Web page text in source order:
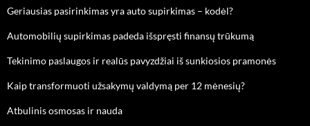
Geriausias pasirinkimas yra auto supirkimas – kodėl?
Automobilių supirkimas padeda išspręsti finansų trūkumą
Tekinimo paslaugos ir realūs pavyzdžiai iš sunkiosios pramonės
Kaip transformuoti užsakymų valdymą per 12 mėnesių?
Atbulinis osmosas ir nauda